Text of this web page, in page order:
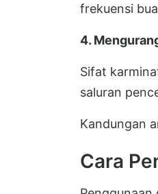
frekuensi
4.
Sifat
saluran
Kandungan
Cara